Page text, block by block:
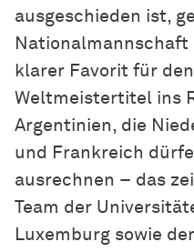
ausgeschieden ist,
Nationalmannschaft
klarer Favorit für
Weltmeistertitel ins
Argentinien, die
und Frankreich
ausrechnen – das
Team der
Luxemburg sowie